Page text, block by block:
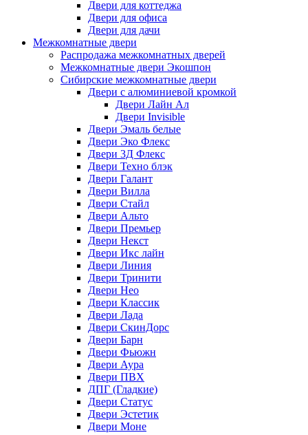
Двери для коттеджа
Двери для офиса
Двери для дачи
Межкомнатные двери
Распродажа межкомнатных дверей
Межкомнатные двери Экошпон
Сибирские межкомнатные двери
Двери с алюминиевой кромкой
Двери Лайн Ал
Двери Invisible
Двери Эмаль белые
Двери Эко Флекс
Двери 3Д Флекс
Двери Техно блэк
Двери Галант
Двери Вилла
Двери Стайл
Двери Альто
Двери Премьер
Двери Некст
Двери Икс лайн
Двери Линия
Двери Тринити
Двери Нео
Двери Классик
Двери Лада
Двери СкинДорс
Двери Барн
Двери Фьюжн
Двери Аура
Двери ПВХ
ДПГ (Гладкие)
Двери Статус
Двери Эстетик
Двери Моне